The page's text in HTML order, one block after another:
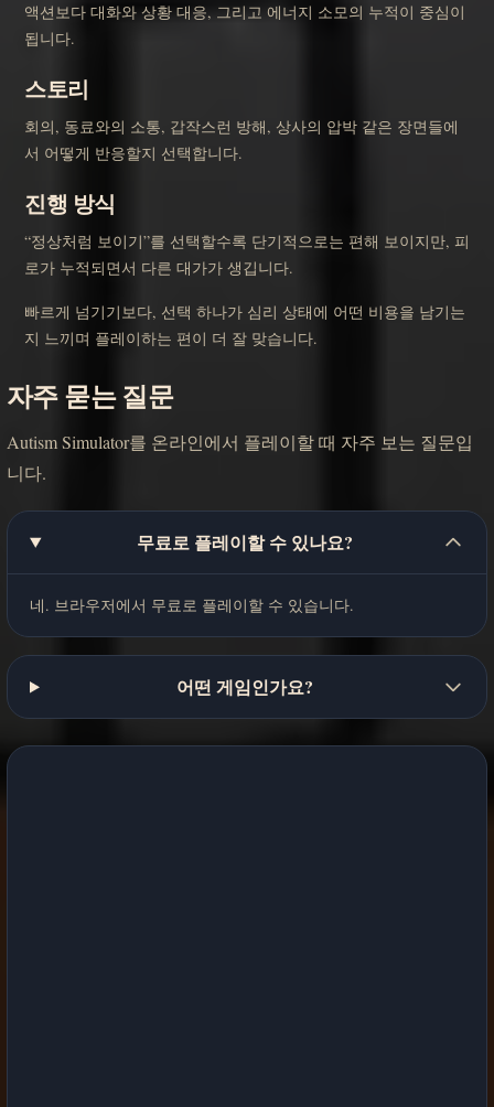
액션보다 대화와 상황 대응, 그리고 에너지 소모의 누적이 중심이
됩니다.
스토리
회의, 동료와의 소통, 갑작스런 방해, 상사의 압박 같은 장면들에
서 어떻게 반응할지 선택합니다.
진행 방식
“정상처럼 보이기”를 선택할수록 단기적으로는 편해 보이지만, 피
로가 누적되면서 다른 대가가 생깁니다.
빠르게 넘기기보다, 선택 하나가 심리 상태에 어떤 비용을 남기는
지 느끼며 플레이하는 편이 더 잘 맞습니다.
자주 묻는 질문
Autism Simulator를 온라인에서 플레이할 때 자주 보는 질문입
니다.
무료로 플레이할 수 있나요?
네. 브라우저에서 무료로 플레이할 수 있습니다.
어떤 게임인가요?